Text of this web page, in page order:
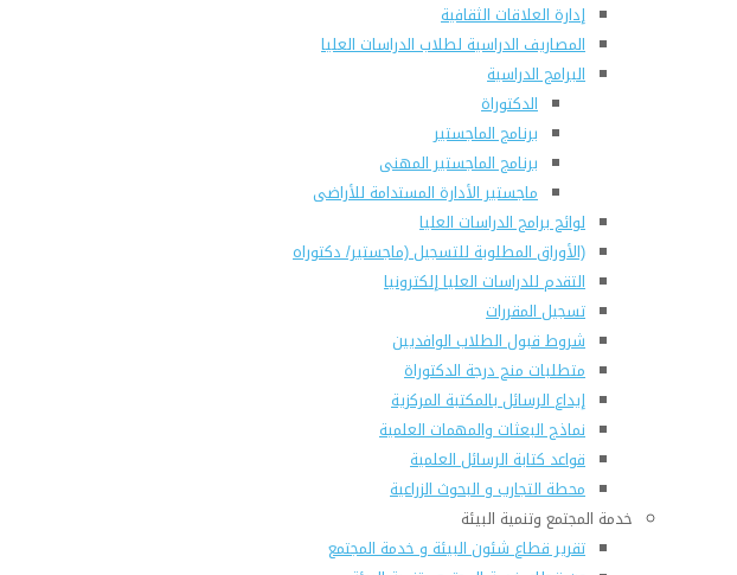
إدارة العلاقات الثقافية
المصاريف الدراسية لطلاب الدراسات العليا
البرامج الدراسية
الدكتوراة
برنامج الماجستير
برنامج الماجستير المهنى
ماجستير الأدارة المستدامة للأراضى
لوائح برامج الدراسات العليا
(الأوراق المطلوبة للتسجيل (ماجستير/ دكتوراه
التقدم للدراسات العليا إلكترونيا
تسجيل المقررات
شروط قبول الطلاب الوافديين
متطلبات منح درجة الدكتوراة
إيداع الرسائل بالمكتبة المركزية
نماذج البعثات والمهمات العلمية
قواعد كتابة الرسائل العلمية
محطة التجارب و البحوث الزراعية
خدمة المجتمع وتنمية البيئة
تقرير قطاع شئون البيئة و خدمة المجتمع